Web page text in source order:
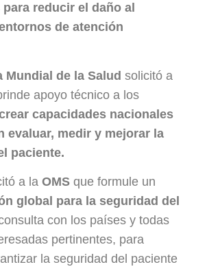
reducir el daño al
de atención
Mundial de la Salud solicitó a
apoyo técnico a los
capacidades nacionales
evaluar, medir y mejorar la
paciente.
a la OMS que formule un
global para la seguridad del
con los países y todas
pertinentes, para
la seguridad del paciente